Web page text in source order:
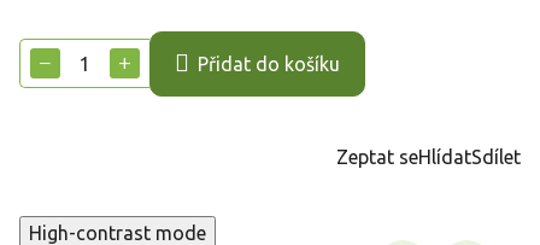
cena:
+
− Přidat do košíku
Zeptat seHlídatSdílet
High-contrast mode